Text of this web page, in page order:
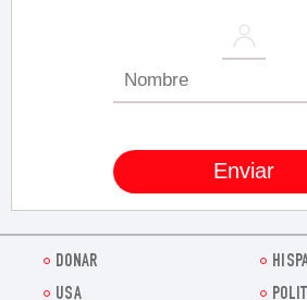
DONAR
USA